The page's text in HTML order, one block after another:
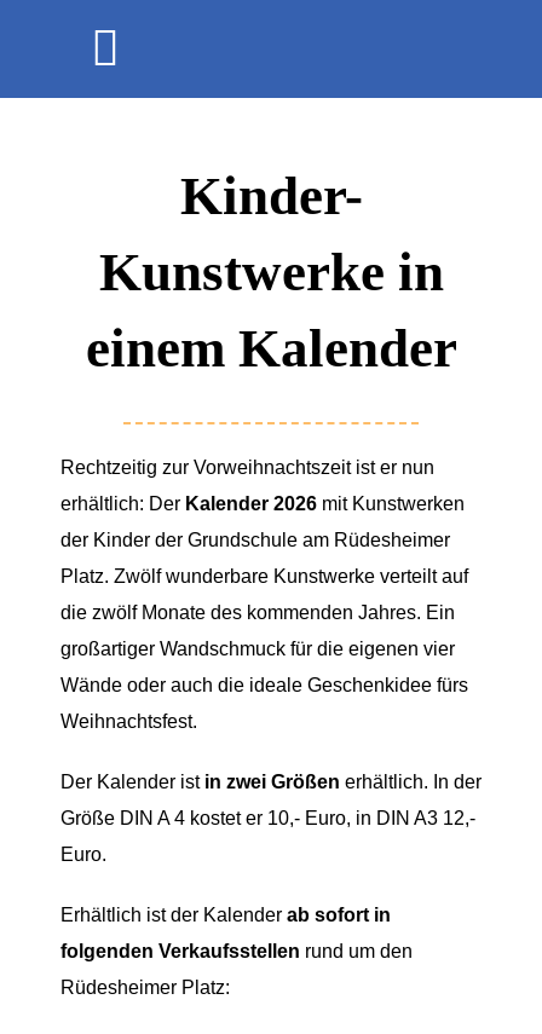
Toggle
Schulblog
Link)
Schulsozialarbeit
Organisation
Kontakt
Kinder-
Kunstwerke in
einem Kalender
Rechtzeitig zur Vorweihnachtszeit ist er nun
erhältlich: Der Kalender 2026mit Kunstwerken
der Kinder der Grundschule am Rüdesheimer
Platz. Zwölf wunderbare Kunstwerke verteilt auf
die zwölf Monate des kommenden Jahres. Ein
großartiger Wandschmuck für die eigenen vier
Wände oder auch die ideale Geschenkidee fürs
Weihnachtsfest.
Der Kalender ist in zwei Größen erhältlich. In der
Größe DIN A 4 kostet er 10,- Euro, in DIN A3 12,-
Euro.
Erhältlich ist der Kalender ab sofort in
folgenden Verkaufsstellen rund um den
Rüdesheimer Platz: